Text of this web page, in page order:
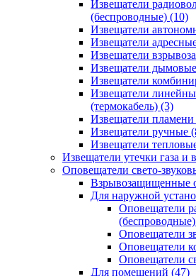
Извещатели
(беспроводные) (10)
Извещатели
Извещатели
Извещатели
Извещатели дымовые
Извещатели
Извещатели
(термокабель) (3)
Извещатели пламени
Извещатели ручные
Извещатели
Извещатели утечки газа и
Оповещатели свето-
Взрывозащищенные
Для наружной
Оповещатели
(беспроводные)
Оповещатели
Оповещатели
Оповещатели
Для помещений (47)